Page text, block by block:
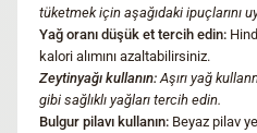
tüketmek için aşağıdaki ipuçlarını
Yağ oranı düşük et tercih edin:
kalori alımını azaltabilirsiniz.
Zeytinyağı kullanın: Aşırı yağ
gibi sağlıklı yağları tercih edin.
Bulgur pilavı kullanın: Beyaz pilav